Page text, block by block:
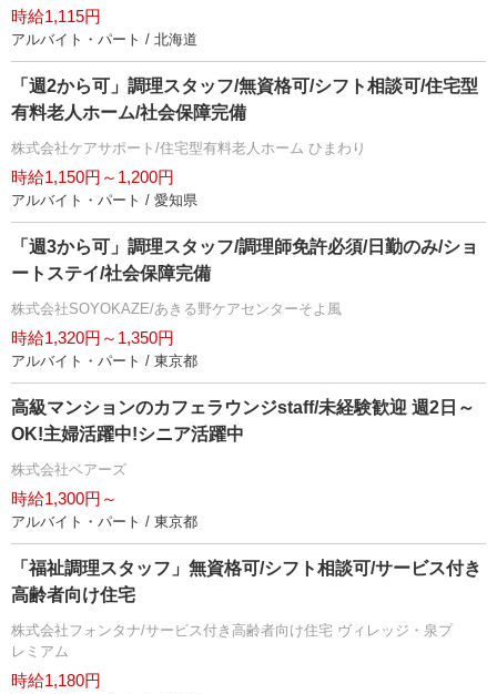
時給1,115円
アルバイト・パート / 北海道
「週2から可」調理スタッフ/無資格可/シフト相談可/住宅型
有料老人ホーム/社会保障完備
株式会社ケアサポート/住宅型有料老人ホーム ひまわり
時給1,150円～1,200円
アルバイト・パート / 愛知県
「週3から可」調理スタッフ/調理師免許必須/日勤のみ/ショ
ートステイ/社会保障完備
株式会社SOYOKAZE/あきる野ケアセンターそよ風
時給1,320円～1,350円
アルバイト・パート / 東京都
高級マンションのカフェラウンジstaff/未経験歓迎 週2日～
OK!主婦活躍中!シニア活躍中
株式会社ベアーズ
時給1,300円～
アルバイト・パート / 東京都
「福祉調理スタッフ」無資格可/シフト相談可/サービス付き
高齢者向け住宅
株式会社フォンタナ/サービス付き高齢者向け住宅 ヴィレッジ・泉プ
レミアム
時給1,180円